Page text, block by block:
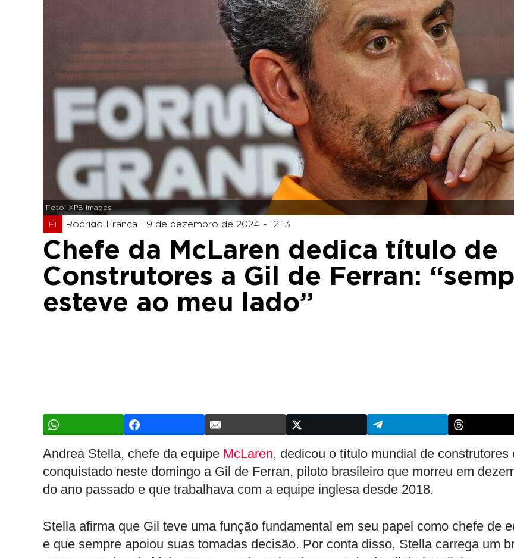
Foto: XPB Images
F1 Rodrigo França | 9 de dezembro de 2024 - 12:13
Chefe da McLaren dedica título de
Construtores a Gil de Ferran:
esteve ao meu lado”
Andrea Stella, chefe da equipe McLaren, dedicou o título mundial de construtores
conquistado neste domingo a Gil de Ferran, piloto brasileiro que morreu em
do ano passado e que trabalhava com a equipe inglesa desde 2018.
Stella afirma que Gil teve uma função fundamental em seu papel como chefe de
e que sempre apoiou suas tomadas decisão. Por conta disso, Stella carrega um